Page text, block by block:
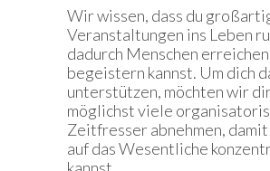
Wir wissen, dass du
Veranstaltungen ins Leben
dadurch Menschen
begeistern kannst. Um dich
unterstützen, möchten wir
möglichst viele
Zeitfresser abnehmen, damit
auf das Wesentliche